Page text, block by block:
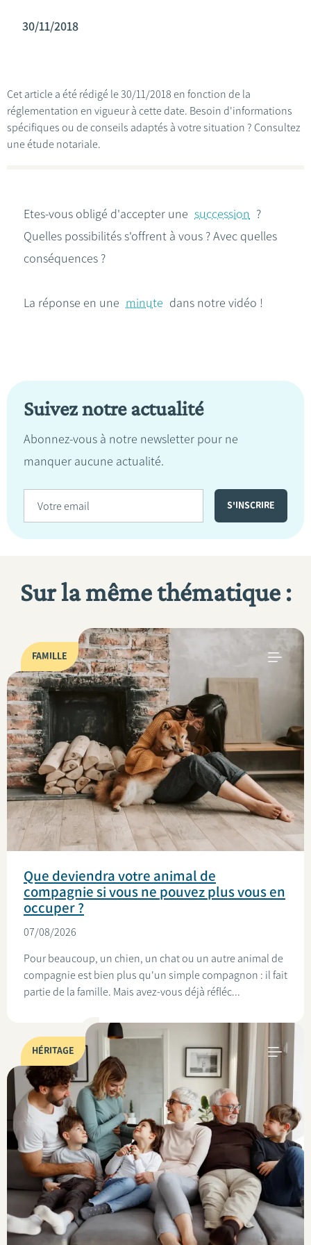
30/11/2018
Cet article a été rédigé le 30/11/2018 en fonction de la
réglementation en vigueur à cette date. Besoin d'informations
spécifiques ou de conseils adaptés à votre situation ? Consultez
une étude notariale.
Etes-vous obligé d'accepter une succession ?
Quelles possibilités s'offrent à vous ? Avec quelles
conséquences ?
La réponse en une minute dans notre vidéo !
Suivez notre actualité
Abonnez-vous à notre newsletter pour ne
manquer aucune actualité.
Sur la même thématique :
FAMILLE
Que deviendra votre animal de
compagnie si vous ne pouvez plus vous en
occuper ?
07/08/2026
Pour beaucoup, un chien, un chat ou un autre animal de
compagnie est bien plus qu'un simple compagnon : il fait
partie de la famille. Mais avez-vous déjà réfléc...
HÉRITAGE